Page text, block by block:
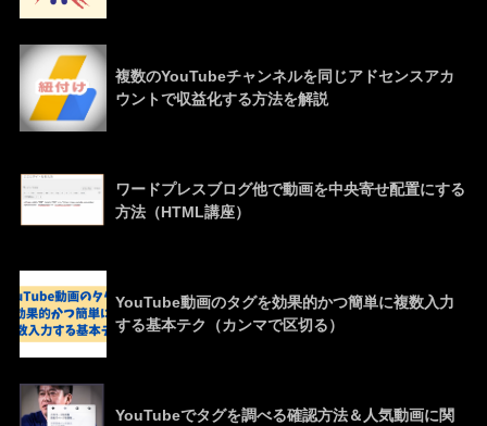
複数のYouTubeチャンネルを同じアドセンスアカ
ウントで収益化する方法を解説
ワードプレスブログ他で動画を中央寄せ配置にする
方法（HTML講座）
YouTube動画のタグを効果的かつ簡単に複数入力
する基本テク（カンマで区切る）
YouTubeでタグを調べる確認方法＆人気動画に関